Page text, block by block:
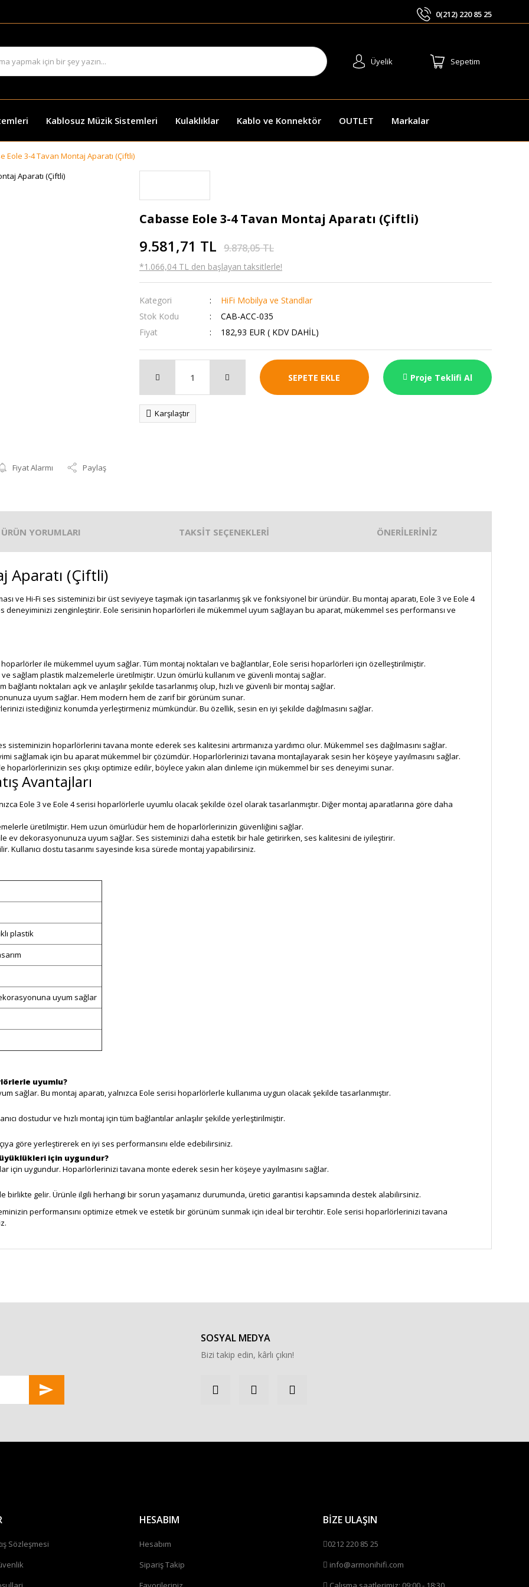
0(212) 220 85 25
Üyelik Sepetim
Kablosuz Müzik Sistemleri Kulaklıklar Kablo ve Konnektör OUTLET Markalar
Eole 3-4 Tavan Montaj Aparatı (Çiftli)
Fiyat Alarmı Paylaş
Cabasse Eole 3-4 Tavan Montaj Aparatı (Çiftli)
9.581,71 TL 9.878,05 TL
*1.066,04 TL den başlayan taksitlerle!
Kategori
HiFi Mobilya ve Standlar
Stok Kodu
CAB-ACC-035
Fiyat
182,93 EUR ( KDV DAHİL)
SEPETE EKLE Proje Teklifi Al
Karşılaştır
ÜRÜN YORUMLARI TAKSİT SEÇENEKLERİ ÖNERİLERİNİZ
Aparatı (Çiftli)
ve Hi-Fi ses sisteminizi bir üst seviyeye taşımak için tasarlanmış şık ve fonksiyonel bir üründür. Bu montaj aparatı, Eole 3 ve Eole 4
zenginleştirir. Eole serisinin hoparlörleri ile mükemmel uyum sağlayan bu aparat, mükemmel ses performansı ve
ile mükemmel uyum sağlar. Tüm montaj noktaları ve bağlantılar, Eole serisi hoparlörleri için özelleştirilmiştir.
sağlam plastik malzemelerle üretilmiştir. Uzun ömürlü kullanım ve güvenli montaj sağlar.
noktaları açık ve anlaşılır şekilde tasarlanmış olup, hızlı ve güvenli bir montaj sağlar.
uyum sağlar. Hem modern hem de zarif bir görünüm sunar.
istediğiniz konumda yerleştirmeniz mümkündür. Bu özellik, sesin en iyi şekilde dağılmasını sağlar.
sisteminizin hoparlörlerini tavana monte ederek ses kalitesini artırmanıza yardımcı olur. Mükemmel ses dağılmasını sağlar.
sağlamak için bu aparat mükemmel bir çözümdür. Hoparlörlerinizi tavana montajlayarak sesin her köşeye yayılmasını sağlar.
hoparlörlerinizin ses çıkışı optimize edilir, böylece yakın alan dinleme için mükemmel bir ses deneyimi sunar.
Avantajları
Eole 3 ve Eole 4 serisi hoparlörlerle uyumlu olacak şekilde özel olarak tasarlanmıştır. Diğer montaj aparatlarına göre daha
üretilmiştir. Hem uzun ömürlüdür hem de hoparlörlerinizin güvenliğini sağlar.
ev dekorasyonunuza uyum sağlar. Ses sisteminizi daha estetik bir hale getirirken, ses kalitesini de iyileştirir.
Kullanıcı dostu tasarımı sayesinde kısa sürede montaj yapabilirsiniz.
plastik
uyum sağlar
uyumlu?
sağlar. Bu montaj aparatı, yalnızca Eole serisi hoparlörlerle kullanıma uygun olacak şekilde tasarlanmıştır.
dostudur ve hızlı montaj için tüm bağlantılar anlaşılır şekilde yerleştirilmiştir.
göre yerleştirerek en iyi ses performansını elde edebilirsiniz.
için uygundur?
için uygundur. Hoparlörlerinizi tavana monte ederek sesin her köşeye yayılmasını sağlar.
birlikte gelir. Ürünle ilgili herhangi bir sorun yaşamanız durumunda, üretici garantisi kapsamında destek alabilirsiniz.
performansını optimize etmek ve estetik bir görünüm sunmak için ideal bir tercihtir. Eole serisi hoparlörlerinizi tavana
SOSYAL MEDYA
Bizi takip edin, kârlı çıkın!
Sözleşmesi
HESABIM
Hesabım
Sipariş Takip
BİZE ULAŞIN
0212 220 85 25
info@armonihifi.com